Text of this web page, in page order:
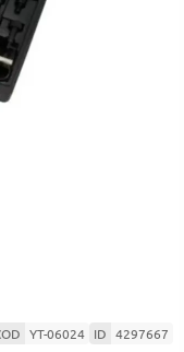
YT-06024 ID 4297667